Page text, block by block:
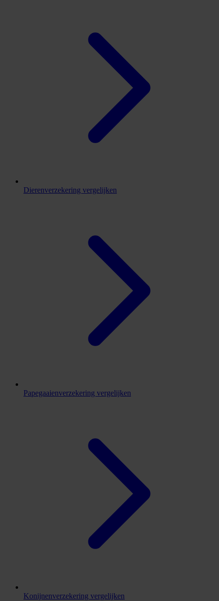
Dierenverzekering vergelijken
Papegaaienverzekering vergelijken
Konijnenverzekering vergelijken